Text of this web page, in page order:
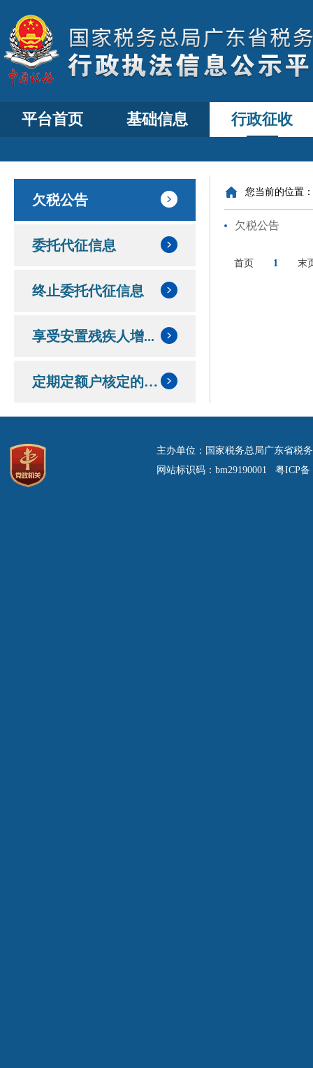
平台首页 基础信息 行政征收
欠税公告
委托代征信息
终止委托代征信息
享受安置残疾人增...
定期定额户核定的定额和应纳税额情况
您当前的位置
欠税公告
首页 1 末
主办单位：国家税务总局广东省税
网站标识码：bm29190001 粤ICP